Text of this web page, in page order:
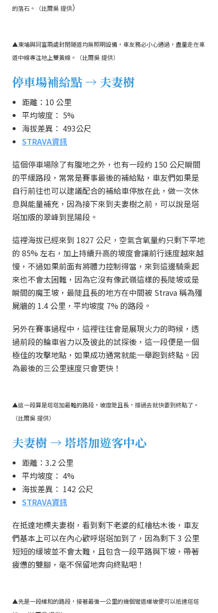
的落石。（比爾吳 提供）
▲東埔與同富兩處封閉隧道均無照明設備，車友務必小心通過，盡量走在車
道中線專注地上雙黃線。（比爾吳 提供）
停車場補給點 → 夫妻樹
距離：10 公里
平均坡度： 5%
海拔差異： 493公尺
STRAVA資訊
這個停車場除了有腹地之外，也有一段約 150 公尺瞬間
的平緩路段，常常是賽事最後的補給點，車友們如果是
自行前往也可以建議配合的補給車停放在此，做一次休
息與能量補充，因為接下來到夫妻樹之前，可以說是塔
塔加版的翠峰到昆陽段。
這裡海拔已經來到 1827 公尺，空氣含氧量約只剩下平地
的 85% 左右，加上持續升高的坡度會讓前行速度越來越
慢，不過如果前面有將體力控制得當，來到這邊騎乘起
來也不會太困難，因為它沒有像武嶺這樣的長陡坡或是
瞬間的魔王坡，最陡且長的地方在中間被 Strava 稱為殭
屍牆的 1.4 公里，平均坡度 7% 的路段。
另外在賽事過程中，這裡往往會是展現火力的時候，透
過前段的輪車省力以及彼此的試探後，這一段便是一個
極佳的攻擊地點，如果成功通常就能一舉跑到終點。因
為最後的三公里速度只會更快！
▲這一段算是塔塔加最難的路段，坡度陡且長，撐過去就快要到終點了。
（比爾吳 提供）
夫妻樹 → 塔塔加遊客中心
距離：3.2 公里
平均坡度： 4%
海拔差異： 142 公尺
STRAVA資訊
在抵達地標夫妻樹，看到剩下老婆的紅檜枯木後，車友
們基本上可以在內心歡呼塔塔加到了，因為剩下 3 公里
短短的緩坡並不會太難，且包含一段平路與下坡，帶著
疲憊的雙腳，毫不保留地奔向終點吧！
▲先是一段緩和的路段，接著最後一公里的幾個彎道緩坡便可以抵達塔塔